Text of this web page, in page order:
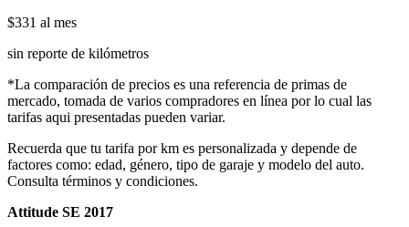
$331 al mes
sin reporte de kilómetros
*La comparación de precios es una referencia de primas de
mercado, tomada de varios compradores en línea por lo cual las
tarifas aqui presentadas pueden variar.
Recuerda que tu tarifa por km es personalizada y depende de
factores como: edad, género, tipo de garaje y modelo del auto.
Consulta términos y condiciones.
Attitude SE 2017